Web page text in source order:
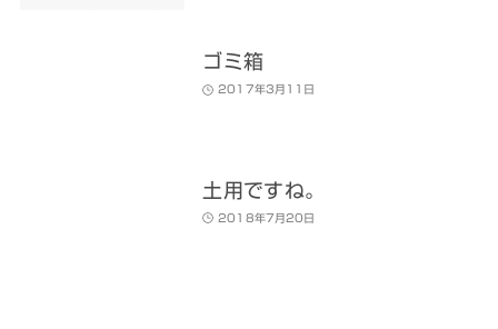
ゴミ箱
2017年3月11日
土用ですね。
2018年7月20日